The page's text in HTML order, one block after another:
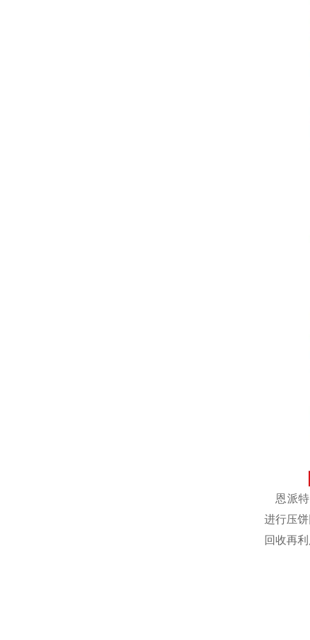
恩派特
进行压
回收再